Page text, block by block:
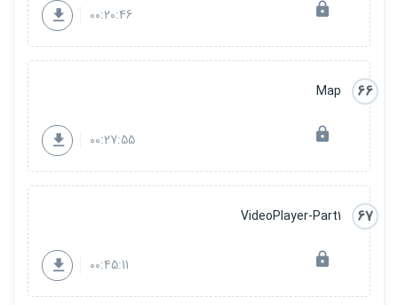
00:20:46
66
Map
00:27:55
67
VideoPlayer-Part1
00:45:11